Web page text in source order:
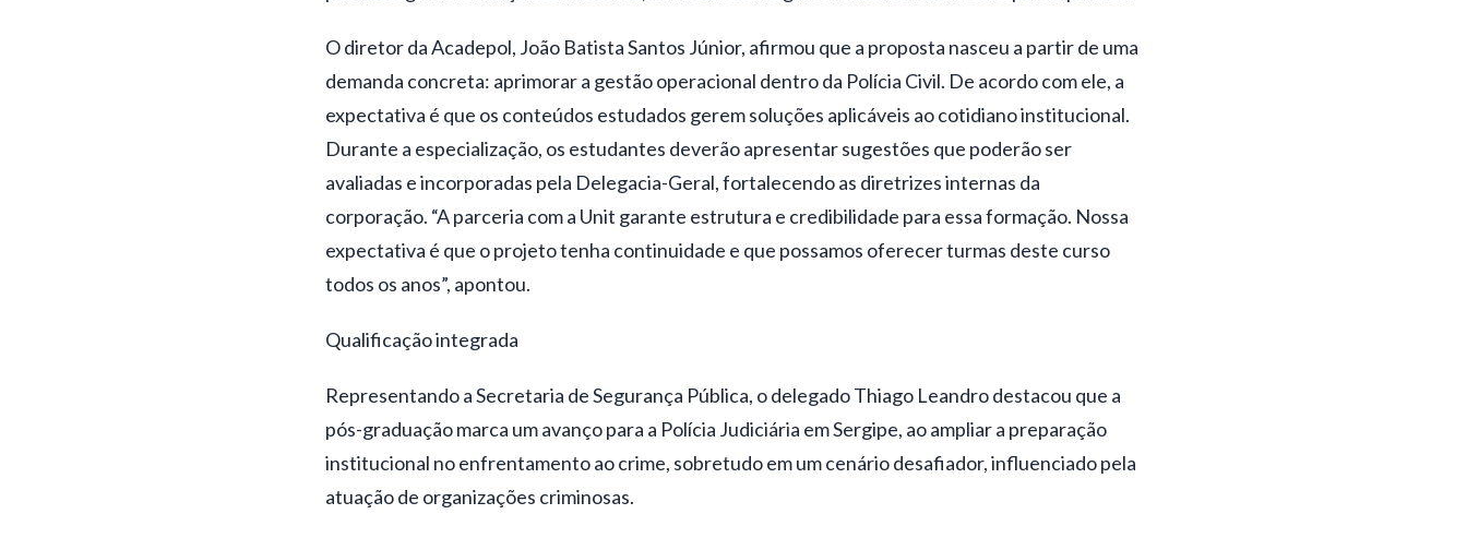
O diretor da Acadepol, João Batista Santos Júnior, afirmou que a proposta nasceu a partir de uma
demanda concreta: aprimorar a gestão operacional dentro da Polícia Civil. De acordo com ele, a
expectativa é que os conteúdos estudados gerem soluções aplicáveis ao cotidiano institucional.
Durante a especialização, os estudantes deverão apresentar sugestões que poderão ser
avaliadas e incorporadas pela Delegacia-Geral, fortalecendo as diretrizes internas da
corporação. “A parceria com a Unit garante estrutura e credibilidade para essa formação. Nossa
expectativa é que o projeto tenha continuidade e que possamos oferecer turmas deste curso
todos os anos”, apontou.
Qualificação integrada
Representando a Secretaria de Segurança Pública, o delegado Thiago Leandro destacou que a
pós-graduação marca um avanço para a Polícia Judiciária em Sergipe, ao ampliar a preparação
institucional no enfrentamento ao crime, sobretudo em um cenário desafiador, influenciado pela
atuação de organizações criminosas.